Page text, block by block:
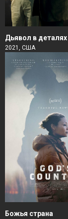
Дьявол в деталях
2021, США
Божья страна